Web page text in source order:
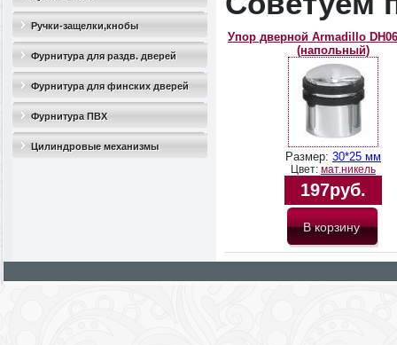
Ручки-защелки,кнобы
Фурнитура для раздв. дверей
Фурнитура для финских дверей
Фурнитура ПВХ
Цилиндровые механизмы
Упор дверной Armadillo
(напольный)
Размер: 30*25 мм
Цвет: мат.никель
197руб.